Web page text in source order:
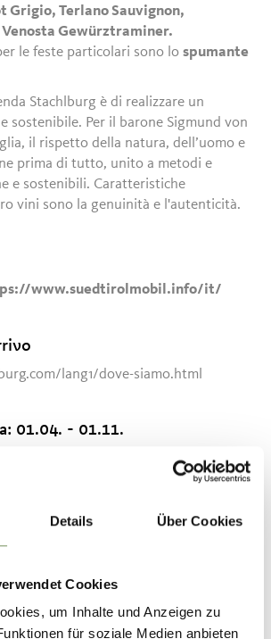
Details Über Cookies
Cookies
um Inhalte und Anzeigen zu
für soziale Medien anbieten
Grigio, Terlano Sauvignon,
Venosta Gewürztraminer.
le feste particolari sono lospumante
Stachlburg è di realizzare un
sostenibile. Per il barone Sigmund von
il rispetto della natura, dell’uomo e
prima di tutto, unito a metodi e
e sostenibili. Caratteristiche
vini sono la genuinità e l'autenticità.
www.suedtirolmobil.info/it/
lang1/dove-siamo.html
01.04. - 01.11.
sab
dom
Stachlburg
2